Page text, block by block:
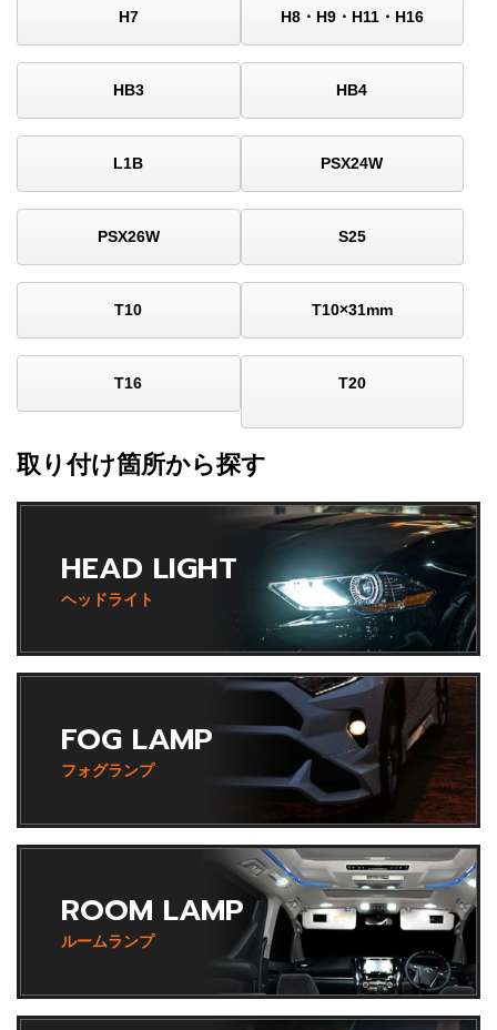
H7 H8・H9・H11・H16
HB3 HB4
L1B PSX24W
PSX26W S25
T10 T10×31mm
T16 T20
取り付け箇所から探す
HEAD LIGHT
ヘッドライト
FOG LAMP
フォグランプ
ROOM LAMP
ルームランプ